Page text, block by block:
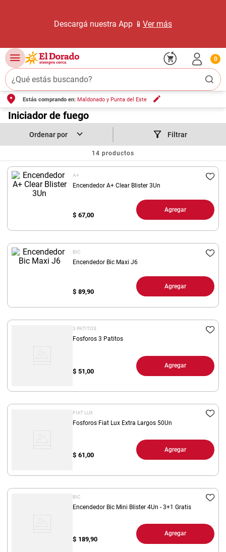
Descargá nuestra App 📱 Ver más
¿Qué estás buscando?
0
Estás comprando en: Maldonado y Punta del Este
Iniciador de fuego
Filtrar
14 productos
A+
Encendedor A+ Clear Blister 3Un
$ 67,00
Agregar
BIC
Encendedor Bic Maxi J6
$ 89,90
Agregar
3 PATITOS
Fosforos 3 Patitos
$ 51,00
Agregar
FIAT LUX
Fosforos Fiat Lux Extra Largos 50Un
$ 61,00
Agregar
BIC
Encendedor Bic Mini Blister 4Un - 3+1 Gratis
$ 189,90
Agregar
TÉRMINOS MÁS BUSCADOS
leche
4. queso
5. bondiola
. pollo
. yerba